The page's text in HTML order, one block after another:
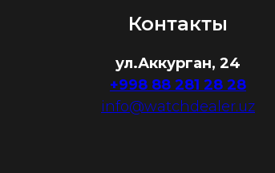
Контакты
ул.Аккурган, 24
+998 88 281 28 28
info@watchdealer.uz